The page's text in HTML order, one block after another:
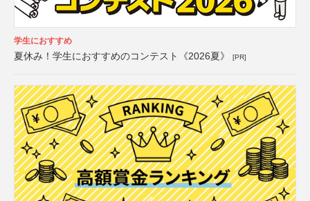
学生におすすめ
夏休み！学生におすすめのコンテスト《2026夏》 [PR]